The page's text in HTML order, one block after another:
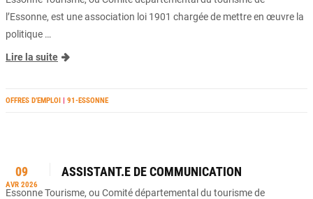
l’Essonne, est une association loi 1901 chargée de mettre en œuvre la
politique …
Lire la suite
OFFRES D’EMPLOI | 91-ESSONNE
09
AVR 2026
ASSISTANT.E DE COMMUNICATION
Essonne Tourisme, ou Comité départemental du tourisme de